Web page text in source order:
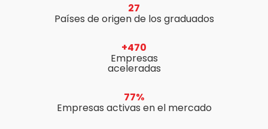
27
Países de origen de los graduados
+470
Empresas
aceleradas
77%
Empresas activas en el mercado